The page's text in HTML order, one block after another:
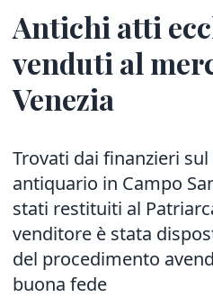
Antichi atti
venduti al
Venezia
Trovati dai finanzieri
antiquario in Campo
stati restituiti al
venditore è stata
del procedimento
buona fede